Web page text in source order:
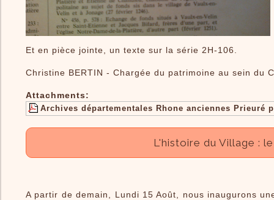
Et en pièce jointe, un texte sur la série 2H-106.
Christine BERTIN - Chargée du patrimoine au sein du
Attachments:
Archives départementales Rhone anciennes Prieuré
L'histoire du Village :
A partir de demain, Lundi 15 Août, nous inaugurons